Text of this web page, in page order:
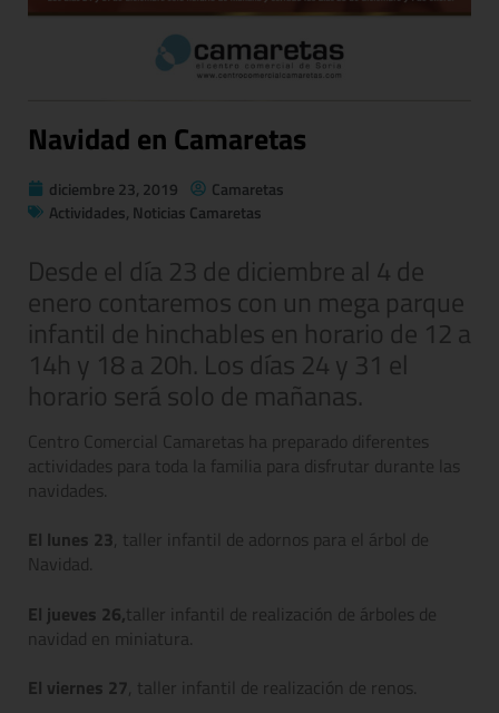
Navidad en Camaretas
diciembre 23, 2019
Camaretas
Actividades, Noticias Camaretas
Desde el día 23 de diciembre al 4 de
enero contaremos con un mega parque
infantil de hinchables en horario de 12 a
14h y 18 a 20h. Los días 24 y 31 el
horario será solo de mañanas.
Centro Comercial Camaretas ha preparado diferentes
actividades para toda la familia para disfrutar durante las
navidades.
El lunes 23, taller infantil de adornos para el árbol de
Navidad.
El jueves 26,taller infantil de realización de árboles de
navidad en miniatura.
El viernes 27, taller infantil de realización de renos.